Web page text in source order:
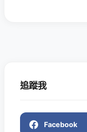
追蹤我
Facebook